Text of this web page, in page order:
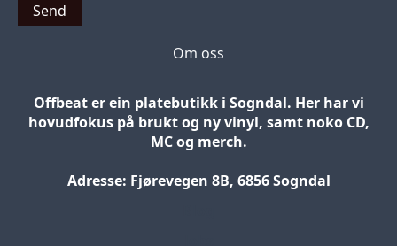
Send
Om oss
Offbeat er ein platebutikk i Sogndal. Her har vi
hovudfokus på brukt og ny vinyl, samt noko CD,
MC og merch.
Adresse: Fjørevegen 8B, 6856 Sogndal